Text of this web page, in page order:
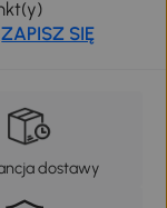
ZAPISZ SIĘ
dostawy